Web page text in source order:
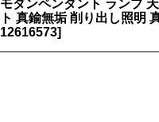
モダンペンダント ランプ
ト 真鍮無垢 削り出し照明
12616573]